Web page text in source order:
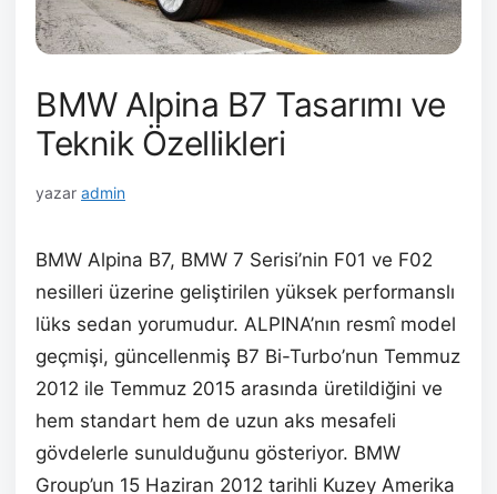
BMW Alpina B7 Tasarımı ve
Teknik Özellikleri
yazar admin
BMW Alpina B7, BMW 7 Serisi’nin F01 ve F02
nesilleri üzerine geliştirilen yüksek performanslı
lüks sedan yorumudur. ALPINA’nın resmî model
geçmişi, güncellenmiş B7 Bi-Turbo’nun Temmuz
2012 ile Temmuz 2015 arasında üretildiğini ve
hem standart hem de uzun aks mesafeli
gövdelerle sunulduğunu gösteriyor. BMW
Group’un 15 Haziran 2012 tarihli Kuzey Amerika